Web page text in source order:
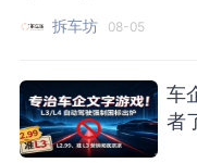
拆车坊 08-05
车
者